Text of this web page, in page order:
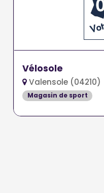
Vélosole
Valensole (04210)
Magasin de sport